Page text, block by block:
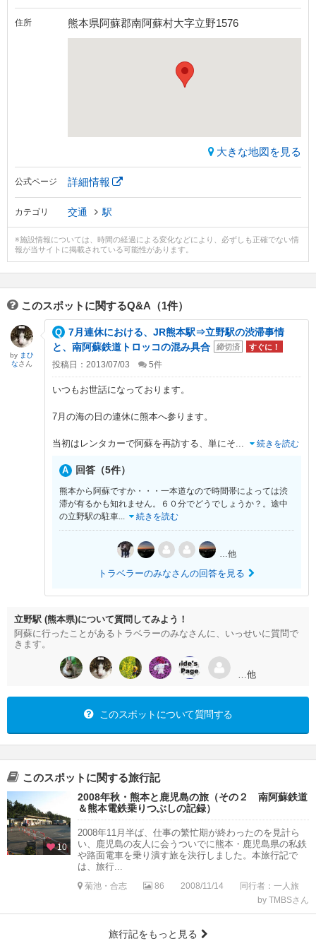
住所 熊本県阿蘇郡南阿蘇村大字立野1576
大きな地図を見る
公式ページ 詳細情報
カテゴリ 交通 駅
※施設情報については、時間の経過による変化などにより、必ずしも正確でない情
報が当サイトに掲載されている可能性があります。
このスポットに関するQ&A（1件）
7月連休における、JR熊本駅⇒立野駅の渋滞事情
と、南阿蘇鉄道トロッコの混み具合
締切済 すぐに！
投稿日：2013/07/03 5件
いつもお世話になっております。
7月の海の日の連休に熊本へ参ります。
当初はレンタカーで阿蘇を再訪する、単にそ... 続きを読む
回答（5件）
熊本から阿蘇ですか・・・一本道なので時間帯によっては渋
滞が有るかも知れません。６０分でどうでしょうか？。途中
の立野駅の駐車... 続きを読む
…他
トラベラーのみなさんの回答を見る
by まひ
なさん
立野駅 (熊本県)について質問してみよう！
阿蘇に行ったことがあるトラベラーのみなさんに、いっせいに質問で
きます。
…他
このスポットについて質問する
このスポットに関する旅行記
10
2008年秋・熊本と鹿児島の旅（その２ 南阿蘇鉄道
＆熊本電鉄乗りつぶしの記録）
2008年11月半ば、仕事の繁忙期が終わったのを見計ら
い、鹿児島の友人に会うついでに熊本・鹿児島県の私鉄
や路面電車を乗り潰す旅を決行しました。本旅行記で
は、旅行...
菊池・合志 86 2008/11/14
同行者：一人旅
by TMBSさん
旅行記をもっと見る